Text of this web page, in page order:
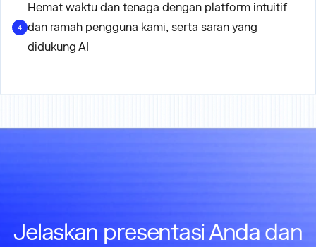
4
Hemat waktu dan tenaga dengan platform intuitif
dan ramah pengguna kami, serta saran yang
didukung AI
Jelaskan presentasi Anda dan